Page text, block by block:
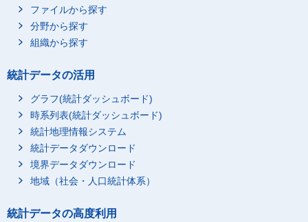
ファイルから探す
分野から探す
組織から探す
統計データの活用
グラフ(統計ダッシュボード)
時系列表(統計ダッシュボード)
統計地理情報システム
統計データダウンロード
境界データダウンロード
地域（社会・人口統計体系）
統計データの高度利用